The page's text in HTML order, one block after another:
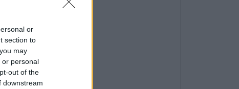
or
section to
may
or personal
out of the
downstream